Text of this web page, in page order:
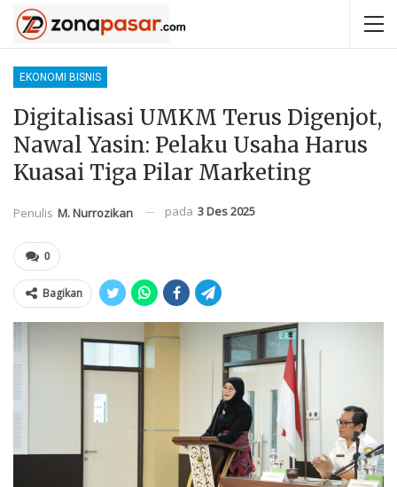
EKONOMI BISNIS
Digitalisasi UMKM Terus Digenjot,
Nawal Yasin: Pelaku Usaha Harus
Kuasai Tiga Pilar Marketing
Penulis M. Nurrozikan pada 3 Des 2025
0
Bagikan